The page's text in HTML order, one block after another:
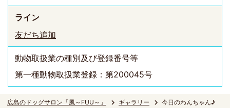
ライン
友だち追加
動物取扱業の種別及び登録番号等
第一種動物取扱業登録：第200045号
広島のドッグサロン「風～FUU～」 ギャラリー 今日のわんちゃん♪